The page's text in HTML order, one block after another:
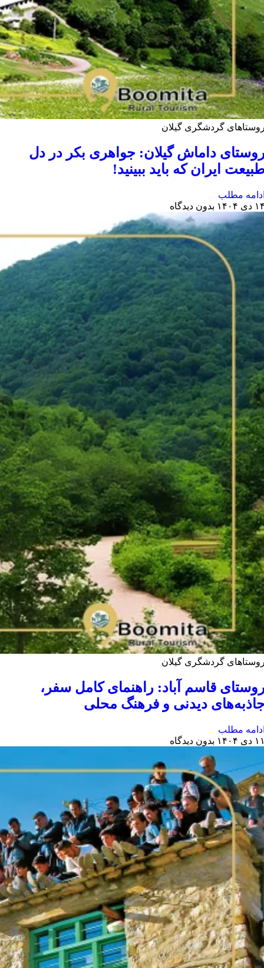
گردشگری گیلان
داماش گیلان: جواهری بکر در دل
ایران که باید ببینید!
مطلب
۱۴۰۴
بدون دیدگاه
گردشگری گیلان
قاسم آباد: راهنمای کامل سفر،
دیدنی و فرهنگ محلی
مطلب
۱۴۰۴
بدون دیدگاه